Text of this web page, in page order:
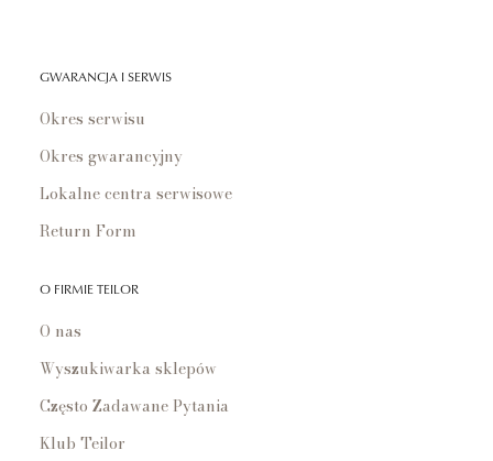
GWARANCJA I SERWIS
Okres serwisu
Okres gwarancyjny
Lokalne centra serwisowe
Return Form
O FIRMIE TEILOR
O nas
Wyszukiwarka sklepów
Często Zadawane Pytania
Klub Teilor